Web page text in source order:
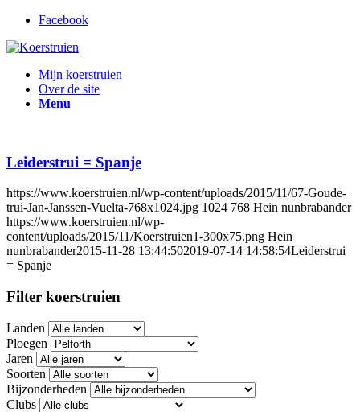
Facebook
Mijn koerstruien
Over de site
Menu
Leiderstrui = Spanje
https://www.koerstruien.nl/wp-content/uploads/2015/11/67-Goude-
trui-Jan-Janssen-Vuelta-768x1024.jpg 1024 768 Hein nunbrabander
https://www.koerstruien.nl/wp-
content/uploads/2015/11/Koerstruien1-300x75.png Hein
nunbrabander2015-11-28 13:44:502019-07-14 14:58:54Leiderstrui
= Spanje
Filter koerstruien
Landen
Ploegen
Jaren
Soorten
Bijzonderheden
Clubs